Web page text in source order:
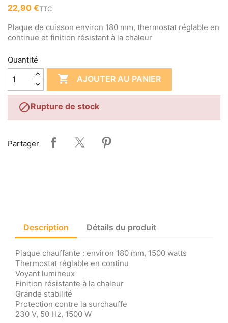
22,90 €TTC
Plaque de cuisson environ 180 mm, thermostat réglable en
continue et finition résistant à la chaleur
Quantité
 AJOUTER AU PANIER
Rupture de stock
Partager
Description Détails du produit
Plaque chauffante : environ 180 mm, 1500 watts
Thermostat réglable en continu
Voyant lumineux
Finition résistante à la chaleur
Grande stabilité
Protection contre la surchauffe
230 V, 50 Hz, 1500 W